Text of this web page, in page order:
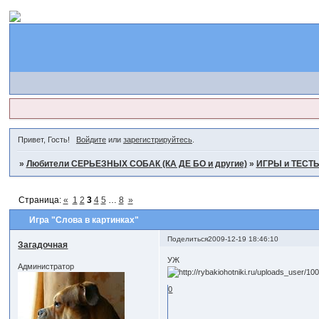
Привет, Гость! Войдитеили зарегистрируйтесь.
» Любители СЕРЬЕЗНЫХ СОБАК (КА ДЕ БО и другие) » ИГРЫ и
Игра "Слова в картинках"
Страница: « 1 2 3 4 5 8 »
Поделиться2009-12-19 18:46:10
Загадочная
Администратор
УЖ
0